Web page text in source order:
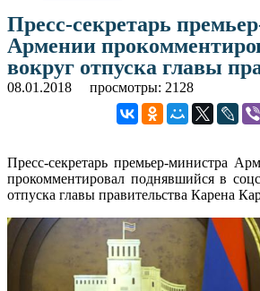
Пресс-секретарь
Армении
вокруг отпуска главы
08.01.2018 просмотры: 2128
Пресс-секретарь премьер-министра
прокомментировал поднявшийся в
отпуска главы правительства Карена